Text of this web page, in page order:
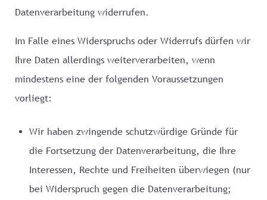
Datenverarbeitung widerrufen.
Im Falle eines Widerspruchs oder Widerrufs dürfen wir
Ihre Daten allerdings weiterverarbeiten, wenn
mindestens eine der folgenden Voraussetzungen
vorliegt:
Wir haben zwingende schutzwürdige Gründe für
die Fortsetzung der Datenverarbeitung, die Ihre
Interessen, Rechte und Freiheiten überwiegen (nur
bei Widerspruch gegen die Datenverarbeitung;